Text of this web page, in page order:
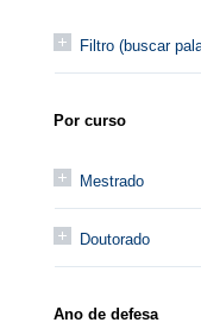
Filtro (buscar
Por curso
Mestrado
Doutorado
Ano de defesa